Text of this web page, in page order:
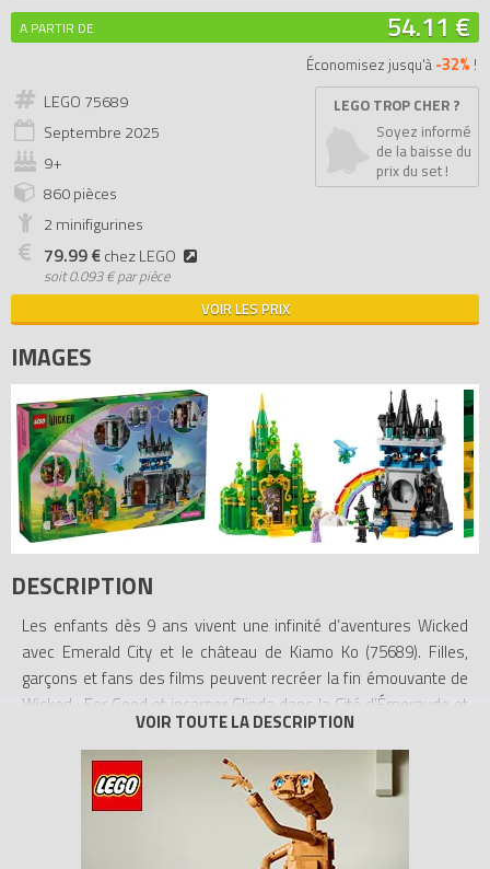
A PARTIR DE 54.11 €
Économisez jusqu'à -32% !
LEGO 75689
Septembre 2025
9+
860 pièces
2 minifigurines
79.99 €chez LEGO
soit0.093 € par pièce
LEGO TROP CHER ?
Soyez informé
de la baisse du
prix du set !
VOIR LES PRIX
IMAGES
DESCRIPTION
Les enfants dès 9 ans vivent une infinité d’aventures Wicked
avec Emerald City et le château de Kiamo Ko (75689). Filles,
garçons et fans des films peuvent recréer la fin émouvante de
Wicked : For Good et incarner Glinda dans la Cité d’Émeraude et
Elphaba dans le château de Kiamo Ko.
Ce cadeau est unique ! Outre les mini-poupées de Glinda et
Elphaba, c’est la toute première fois qu’un jouet LEGO Wicked
inclut une figurine de singe volant. Les enfants peuvent explorer
ces 2 bâtiments et découvrir tous les détails qu’ils contiennent,